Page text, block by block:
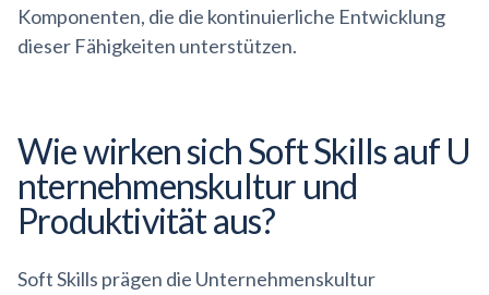
Komponenten, die die kontinuierliche Entwicklung
dieser Fähigkeiten unterstützen.
Wie wirken sich Soft Skills auf U
nternehmenskultur und
Produktivität aus?
Soft Skills prägen die Unternehmenskultur